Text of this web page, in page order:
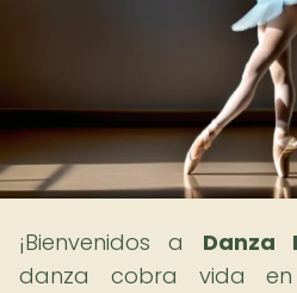
¡Bienvenidos a Danza
danza cobra vida